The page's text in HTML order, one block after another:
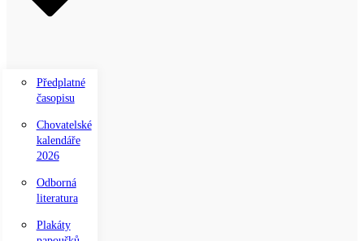
Předplatné
časopisu
Chovatelské
kalendáře
2026
Odborná
literatura
Plakáty